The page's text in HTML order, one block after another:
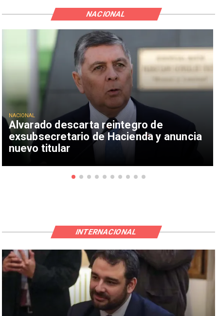
Alvarado descarta reintegro de
exsubsecretario de Hacienda y anuncia
nuevo titular
NACIONAL
NACIONAL
INTERNACIONAL